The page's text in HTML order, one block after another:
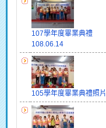
107學年度畢業典禮
108.06.14
105學年度畢業典禮照片